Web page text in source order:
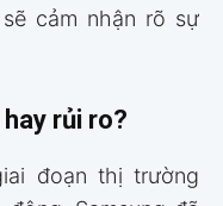
cảm nhận rõ sự
rủi ro?
đoạn thị trường